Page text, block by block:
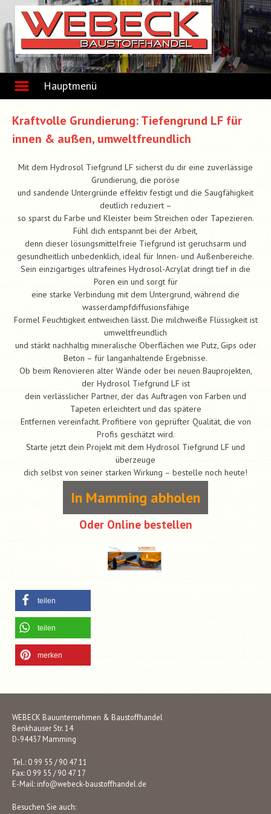
content
Hauptmenü
Kraftvolle Grundierung: Tiefengrund LF für
innen & außen, umweltfreundlich
Mit dem Hydrosol Tiefgrund LF sicherst du dir eine zuverlässige
Grundierung, die poröse
und sandende Untergründe effektiv festigt und die Saugfähigkeit
deutlich reduziert –
so sparst du Farbe und Kleister beim Streichen oder Tapezieren.
Fühl dich entspannt bei der Arbeit,
denn dieser lösungsmittelfreie Tiefgrund ist geruchsarm und
gesundheitlich unbedenklich, ideal für Innen- und Außenbereiche.
Sein einzigartiges ultrafeines Hydrosol-Acrylat dringt tief in die
Poren ein und sorgt für
eine starke Verbindung mit dem Untergrund, während die
wasserdampfdiffusionsfähige
Formel Feuchtigkeit entweichen lässt. Die milchweiße Flüssigkeit ist
umweltfreundlich
und stärkt nachhaltig mineralische Oberflächen wie Putz, Gips oder
Beton – für langanhaltende Ergebnisse.
Ob beim Renovieren alter Wände oder bei neuen Bauprojekten,
der Hydrosol Tiefgrund LF ist
dein verlässlicher Partner, der das Auftragen von Farben und
Tapeten erleichtert und das spätere
Entfernen vereinfacht. Profitiere von geprüfter Qualität, die von
Profis geschätzt wird.
Starte jetzt dein Projekt mit dem Hydrosol Tiefgrund LF und
überzeuge
dich selbst von seiner starken Wirkung – bestelle noch heute!
In Mamming abholen
Oder Online bestellen
teilen
teilen
merken
WEBECK Bauunternehmen & Baustoffhandel
Benkhauser Str. 14
D-94437 Mamming
Tel.: 0 99 55 / 90 47 11
Fax: 0 99 55 / 90 47 17
E-Mail: info@webeck-baustoffhandel.de
Besuchen Sie auch: